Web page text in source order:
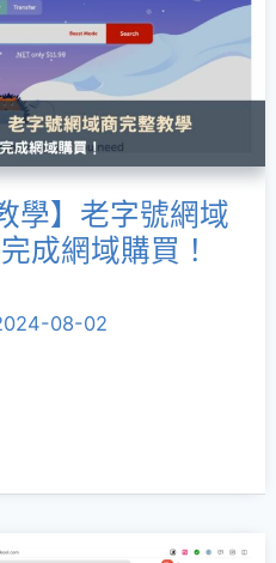
學】老字號網域
成網域購買！
08-02